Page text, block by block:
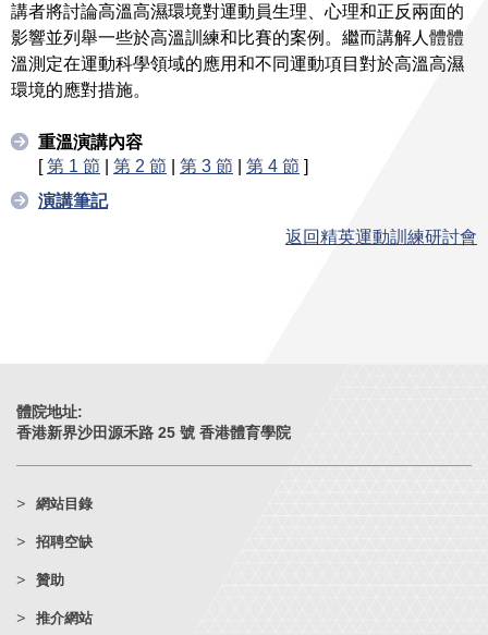
講者將討論高溫高濕環境對運動員生理、心理和正反兩面的
影響並列舉一些於高溫訓練和比賽的案例。繼而講解人體體
溫測定在運動科學領域的應用和不同運動項目對於高溫高濕
環境的應對措施。
重溫演講內容
[第 1 節 | 第 2 節 | 第 3 節 | 第 4 節 ]
演講筆記
返回精英運動訓練研討會
體院地址:
香港新界沙田源禾路 25 號 香港體育學院
網站目錄
招聘空缺
贊助
推介網站